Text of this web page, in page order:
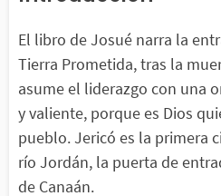
El libro de Josué narra la
Tierra Prometida, tras la
asume el liderazgo con una
y valiente, porque es Dios
pueblo. Jericó es la primera
río Jordán, la puerta de
de Canaán.